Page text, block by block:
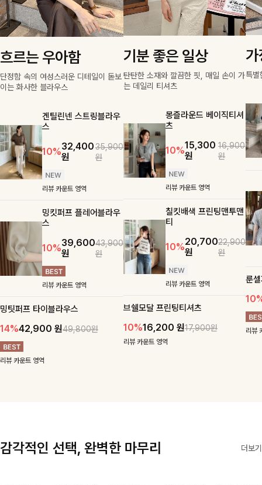
흐르는 우아함
단정함 속의 여성스러운 디테일이 돋보
이는 화사한 블라우스
겐틸린넨 스트링블라우
스
10%32,400
원
35,900
원
리뷰 카운트 영역
밍킷퍼프 플레어블라우
스
10%39,600
원
43,900
원
리뷰 카운트 영역
밍팃퍼프 타이블라우스
14%42,900 원49,800원
리뷰 카운트 영역
기분 좋은 일상
탄탄한 소재와 깔끔한 핏, 매일 손이 가
는 데일리 티셔츠
몽즐라운드 베이직티셔
츠
10%15,300
원
16,900
원
리뷰 카운트 영역
칠킷배색 프린팅맨투맨
티
10%20,700
원
22,900
원
리뷰 카운트 영역
브쉘모달 프린팅티셔츠
10%16,200 원17,900원
리뷰 카운트 영역
가
특
룬
리뷰
감각적인 선택, 완벽한 마무리 더보기